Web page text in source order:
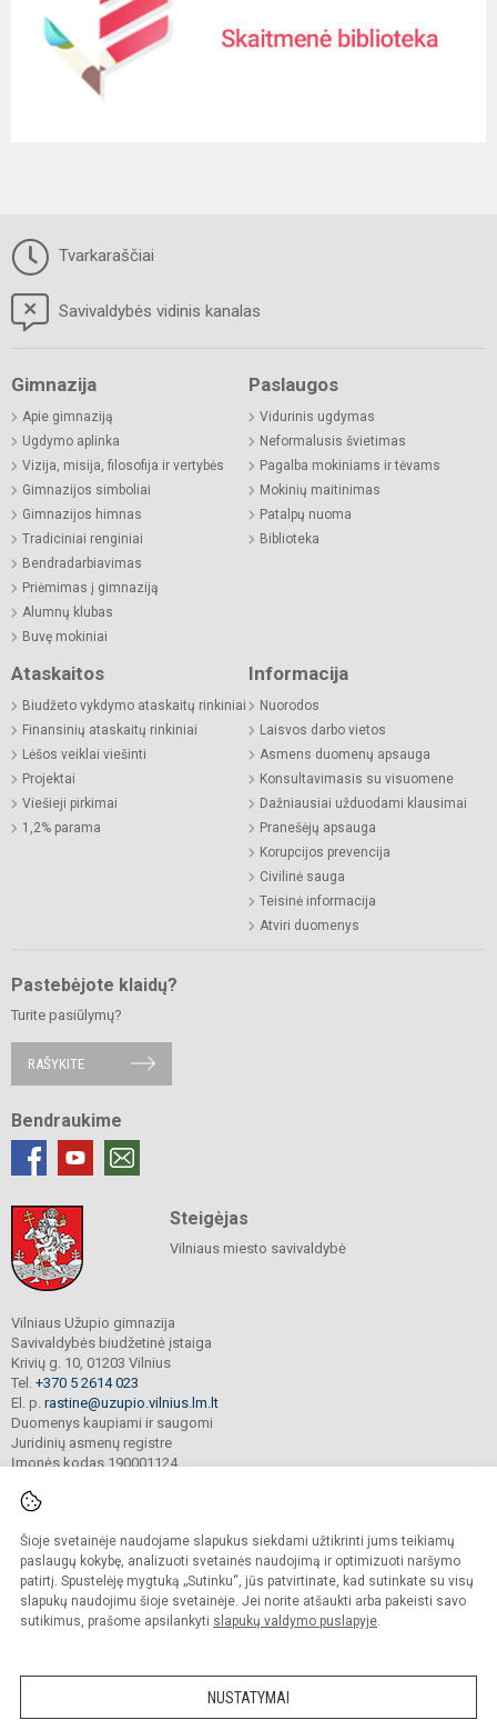
Šioje svetainėje naudojame slapukus siekdami užtikrinti jums teikiamų
paslaugų kokybę, analizuoti svetainės naudojimą ir optimizuoti naršymo
patirtį. Spustelėję mygtuką „Sutinku“, jūs patvirtinate, kad sutinkate su visų
slapukų naudojimu šioje svetainėje. Jei norite atšaukti arba pakeisti savo
sutikimus, prašome apsilankyti slapukų valdymo puslapyje.
NUSTATYMAI
Tvarkaraščiai
Savivaldybės vidinis kanalas
Gimnazija
Apie gimnaziją
Ugdymo aplinka
Vizija, misija, filosofija ir vertybės
Gimnazijos simboliai
Gimnazijos himnas
Tradiciniai renginiai
Bendradarbiavimas
Priėmimas į gimnaziją
Alumnų klubas
Buvę mokiniai
Paslaugos
Vidurinis ugdymas
Neformalusis švietimas
Pagalba mokiniams ir tėvams
Mokinių maitinimas
Patalpų nuoma
Biblioteka
Ataskaitos
Biudžeto vykdymo ataskaitų rinkiniai
Finansinių ataskaitų rinkiniai
Lėšos veiklai viešinti
Projektai
Viešieji pirkimai
1,2% parama
Informacija
Nuorodos
Laisvos darbo vietos
Asmens duomenų apsauga
Konsultavimasis su visuomene
Dažniausiai užduodami klausimai
Pranešėjų apsauga
Korupcijos prevencija
Civilinė sauga
Teisinė informacija
Atviri duomenys
Pastebėjote klaidų?
Turite pasiūlymų?
RAŠYKITE
Bendraukime
Steigėjas
Vilniaus miesto savivaldybė
Vilniaus Užupio gimnazija
Savivaldybės biudžetinė įstaiga
Krivių g. 10, 01203 Vilnius
Tel. +370 5 2614 023
El. p. rastine@uzupio.vilnius.lm.lt
Duomenys kaupiami ir saugomi
Juridinių asmenų registre
Įmonės kodas 190001124
© 2025. Vilniaus Užupio gimnazija. Visos teisės saugomos.
Kopijuoti turinį be raštiško įstaigos administracijos sutikimo griežtai draudžiama.
Prieinamumo paraiška Slapukų valdymas
Sumanus būdas atnaujinti